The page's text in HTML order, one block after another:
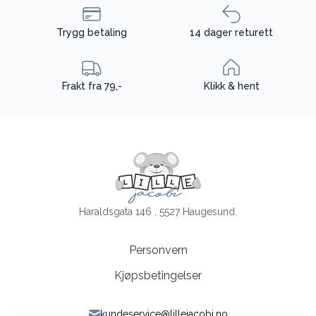
Trygg betaling 14 dager returett
Frakt fra 79,- Klikk & hent
Haraldsgata 146 , 5527 Haugesund.
Personvern
Kjøpsbetingelser